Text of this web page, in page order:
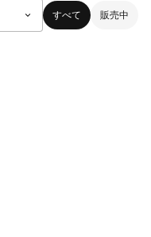
すべて 販売中